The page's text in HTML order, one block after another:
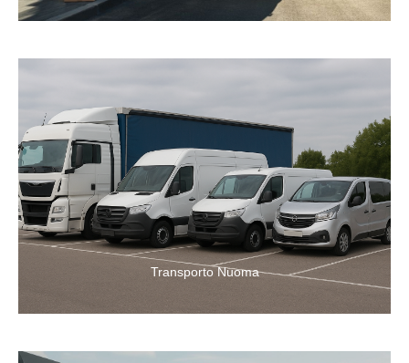
Transporto Nuoma
Siūlome Jums trumpalaikės arba ilgalaikės nuomos paslaugas
Šiauliuose. Mes nuomojame transportą palankiu Jums tarifu.
Visos transporto priemonės yra techniškai patikimos ir
nesukels jokių problemų.